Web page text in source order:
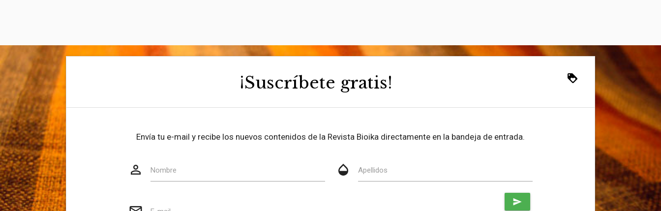
loyalty
¡Suscríbete gratis!
Envía tu e-mail y recibe los nuevos contenidos de la Revista Bioika directamente en la bandeja de entrada.
person_outline Nombre opacity Apellidos
send